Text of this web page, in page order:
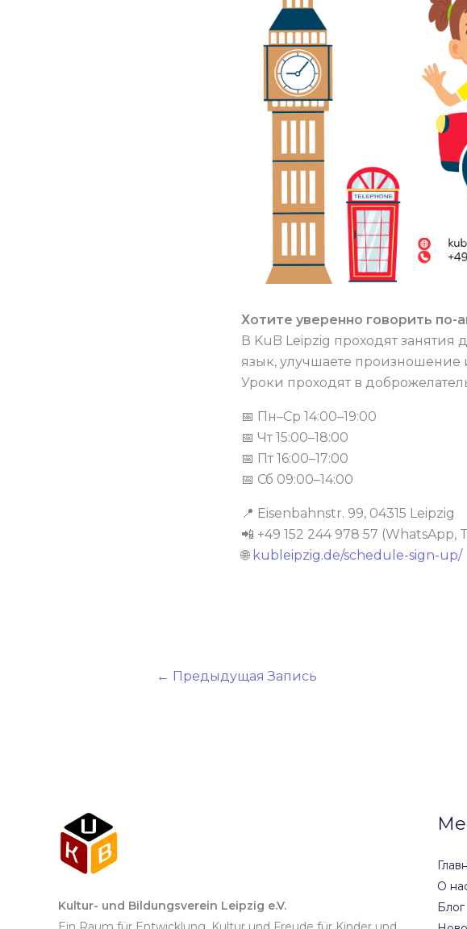
Хотите уверенно говорить по-
В KuB Leipzig проходят занятия
язык, улучшаете произношение
Уроки проходят в
📅 Пн–Ср 14:00–19:00
📅 Чт 15:00–18:00
📅 Пт 16:00–17:00
📅 Сб 09:00–14:00
📍 Eisenbahnstr. 99, 04315 Leipzig
📲 +49 152 244 978 57 (WhatsApp,
🌐 kubleipzig.de/schedule-sign-up/
← Предыдущая Запись
Kultur- und Bildungsverein Leipzig e.V.
О
Блог